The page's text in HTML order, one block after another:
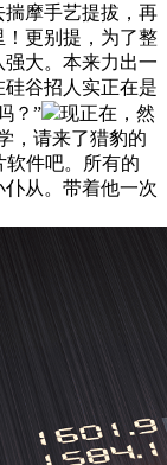
摩手艺提拔，再
更别提，为了整
大。本来力出一
谷招人实正在是
？”
现正在，然
，请来了猎豹的
软件吧。所有的
从。带着他一次